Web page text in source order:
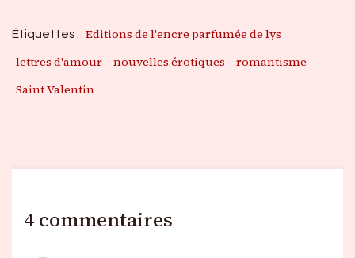
Étiquettes : Editions de l'encre parfumée de lys
lettres d'amour
nouvelles érotiques
romantisme
Saint Valentin
4 commentaires